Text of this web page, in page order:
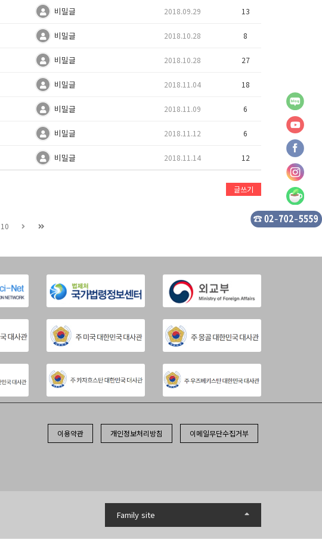
비밀글 2018.09.29 13
비밀글 2018.10.28 8
비밀글 2018.10.28 27
비밀글 2018.11.04 18
비밀글 2018.11.09 6
비밀글 2018.11.12 6
비밀글 2018.11.14 12
글쓰기
10
이용약관 개인정보처리방침 이메일무단수집거부
Family site